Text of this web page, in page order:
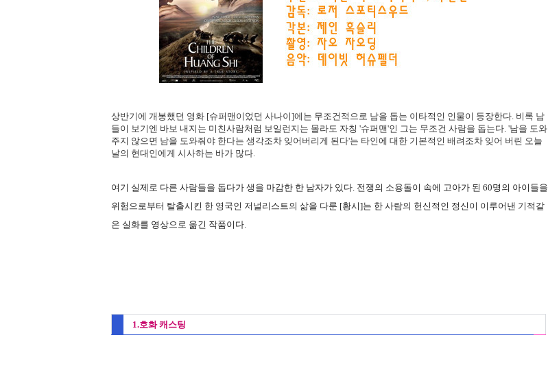
상반기에 개봉했던 영화 [슈퍼맨이었던 사나이]에는 무조건적으로 남을 돕는 이타적인 인물이 등장한다. 비록 남
들이 보기엔 바보 내지는 미친사람처럼 보일런지는 몰라도 자칭 '슈퍼맨'인 그는 무조건 사람을 돕는다. '남을 도와
주지 않으면 남을 도와줘야 한다는 생각조차 잊어버리게 된다'는 타인에 대한 기본적인 배려조차 잊어 버린 오늘
날의 현대인에게 시사하는 바가 많다.
여기 실제로 다른 사람들을 돕다가 생을 마감한 한 남자가 있다. 전쟁의 소용돌이 속에 고아가 된 60명의 아이들을
위험으로부터 탈출시킨 한 영국인 저널리스트의 삶을 다룬 [황시]는 한 사람의 헌신적인 정신이 이루어낸 기적같
은 실화를 영상으로 옮긴 작품이다.
1.호화 캐스팅